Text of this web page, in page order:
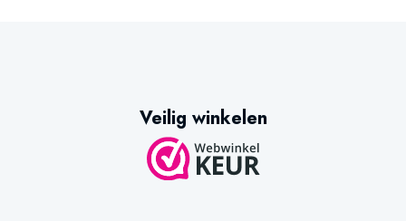
Veilig winkelen